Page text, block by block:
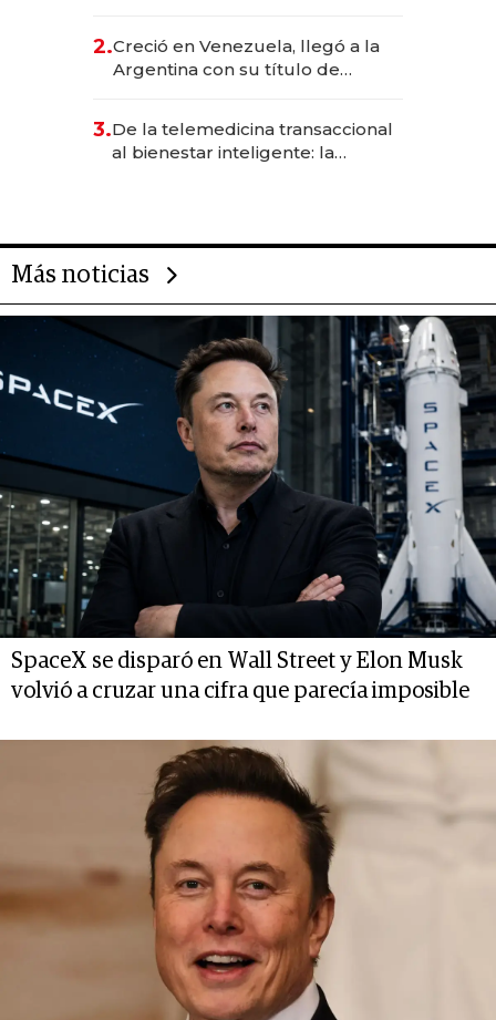
2.Creció en Venezuela, llegó a la
Argentina con su título de
las marcas "fast premium"
3.De la telemedicina transaccional
al bienestar inteligente: la
Más noticias
SpaceX se disparó en Wall Street y Elon Musk
volvió a cruzar una cifra que parecía imposible